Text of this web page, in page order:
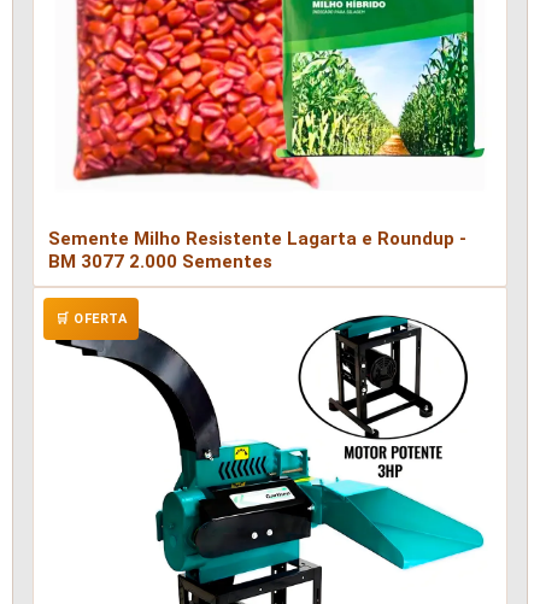
Semente Milho Resistente Lagarta e Roundup -
BM 3077 2.000 Sementes
🛒 OFERTA